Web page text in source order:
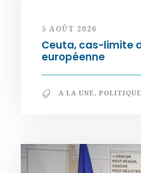
5 AOÛT 2026
Ceuta, cas-limite
européenne
A LA UNE, POLITIQUE